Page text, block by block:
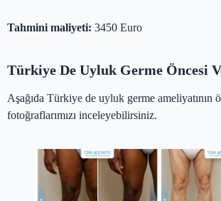
Tahmini maliyeti: 3450 Euro
Türkiye De Uyluk Germe Öncesi
Aşağıda Türkiye de uyluk germe ameliyatının
fotoğraflarımızı inceleyebilirsiniz.